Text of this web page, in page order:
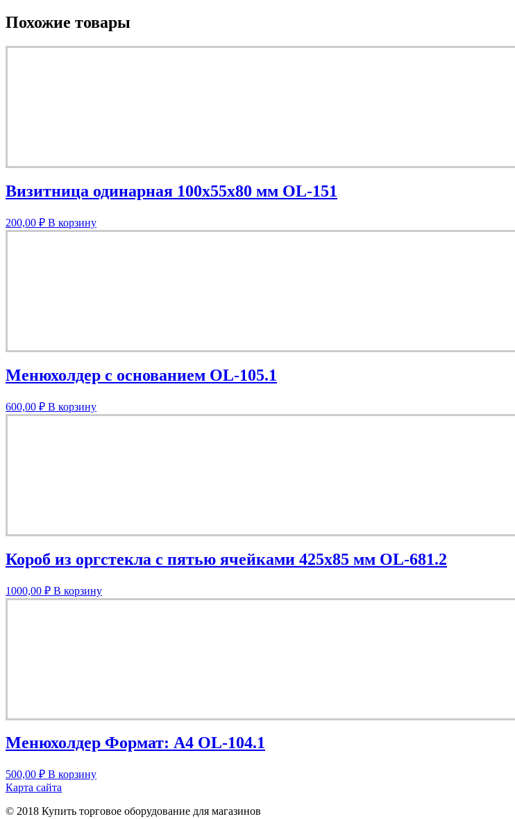
Похожие товары
Визитница одинарная 100х55х80 мм OL-151
200,00 ₽ В корзину
Менюхолдер с основанием OL-105.1
600,00 ₽ В корзину
Короб из оргстекла с пятью ячейками 425х85 мм OL-681.2
1000,00 ₽ В корзину
Менюхолдер Формат: А4 OL-104.1
500,00 ₽ В корзину
Карта сайта
© 2018 Купить торговое оборудование для магазинов